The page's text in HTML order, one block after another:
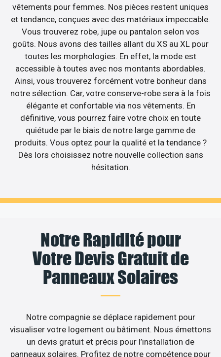
vêtements pour femmes. Nos pièces restent uniques
et tendance, conçues avec des matériaux impeccable.
Vous trouverez robe, jupe ou pantalon selon vos
goûts. Nous avons des tailles allant du XS au XL pour
toutes les morphologies. En effet, la mode est
accessible à toutes avec nos montants abordables.
Ainsi, vous trouverez forcément votre bonheur dans
notre sélection. Car, votre conserve-robe sera à la fois
élégante et confortable via nos vêtements. En
définitive, vous pourrez faire votre choix en toute
quiétude par le biais de notre large gamme de
produits. Vous optez pour la qualité et la tendance ?
Dès lors choisissez notre nouvelle collection sans
hésitation.
Notre Rapidité pour
Votre Devis Gratuit de
Panneaux Solaires
Notre compagnie se déplace rapidement pour
visualiser votre logement ou bâtiment. Nous émettons
un devis gratuit et précis pour l’installation de
panneaux solaires. Profitez de notre compétence pour